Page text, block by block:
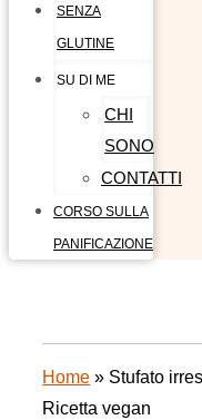
SENZA
GLUTINE
SU DI ME
CHI
SONO
CONTATTI
CORSO SULLA
PANIFICAZIONE
Home » Stufato
Ricetta vegan